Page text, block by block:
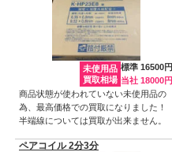
未使用品
買取相場
標準 16500円
当社 18000円
商品状態が使われていない未使用品の
為、最高価格での買取になりました！
半端線については買取が出来ません。
ペアコイル 2分3分